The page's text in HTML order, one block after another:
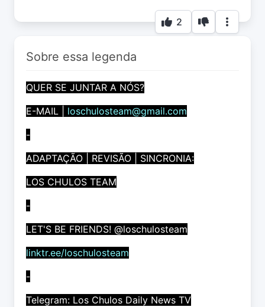
2
Sobre essa legenda
QUER SE JUNTAR A NÓS?
E-MAIL | loschulosteam@gmail.com
-
ADAPTAÇÃO | REVISÃO | SINCRONIA:
LOS CHULOS TEAM
-
LET'S BE FRIENDS! @loschulosteam
linktr.ee/loschulosteam
-
Telegram: Los Chulos Daily News TV